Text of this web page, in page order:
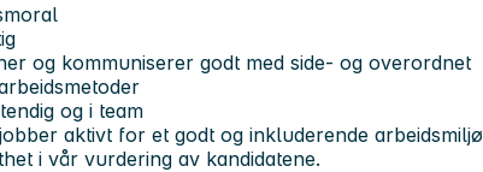
og kommuniserer godt med side- og overordnet
og i team
aktivt for et godt og inkluderende arbeidsmiljø
i vår vurdering av kandidatene.